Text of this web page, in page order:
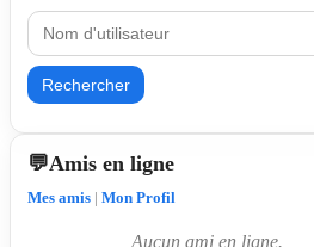
Rechercher
Amis en ligne
Mes amis | Mon Profil
Aucun ami en ligne.